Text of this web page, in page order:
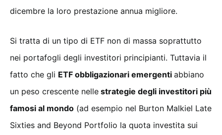
dicembre la loro prestazione annua migliore.
Si tratta di un tipo di ETF non di massa soprattutto
nei portafogli degli investitori principianti. Tuttavia il
fatto che gli ETF obbligazionari emergenti abbiano
un peso crescente nelle strategie degli investitori più
famosi al mondo (ad esempio nel Burton Malkiel Late
Sixties and Beyond Portfolio la quota investita sui